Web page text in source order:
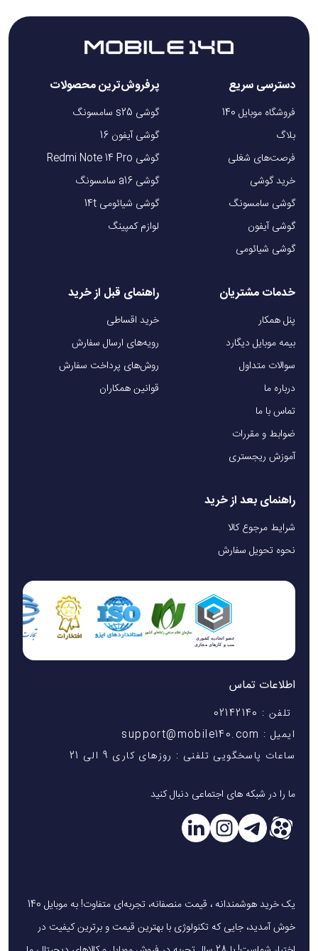
دسترسی سریع
فروشگاه موبایل 140
بلاگ
فرصت‌های شغلی
خرید گوشی
گوشی سامسونگ
گوشی آیفون
گوشی شیائومی
پرفروش‌ترین محصولات
گوشی s25 سامسونگ
گوشی آیفون 16
گوشی Redmi Note 14 Pro
گوشی a16 سامسونگ
گوشی شیائومی 14t
لوازم کمپینگ
خدمات مشتریان
پنل همکار
بیمه موبایل دیگارد
سوالات متداول
درباره ما
تماس با ما
ضوابط و مقررات
آموزش ریجستری
راهنمای قبل از خرید
خرید اقساطی
رویه‌های ارسال سفارش
روش‌های پرداخت سفارش
قوانین همکاران
راهنمای بعد از خرید
شرایط مرجوع کالا
نحوه تحویل سفارش
اطلاعات تماس
تلفن : 02142140
ایمیل : support@mobile140.com
ساعات پاسخگویی تلفنی : روزهای کاری 9 الی 21
ما را در شبکه های اجتماعی دنبال کنید
یک خرید هوشمندانه ، قیمت منصفانه، تجربه‌ای متفاوت! به موبایل 140
خوش آمدید، جایی که تکنولوژی با بهترین قیمت و برترین کیفیت در